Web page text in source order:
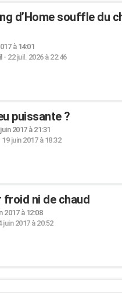
d’Home souffle du
à 14:01
- 22 juil. 2026 à 22:46
puissante ?
2017 à 21:31
19 juin 2017 à 18:32
froid ni de chaud
2017 à 12:08
juin 2017 à 20:52